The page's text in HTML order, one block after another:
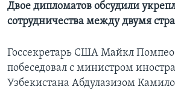
Двое дипломатов обсудили
сотрудничества между двумя
Госсекретарь США Майкл
побеседовал с министром
Узбекистана Абдулазизом